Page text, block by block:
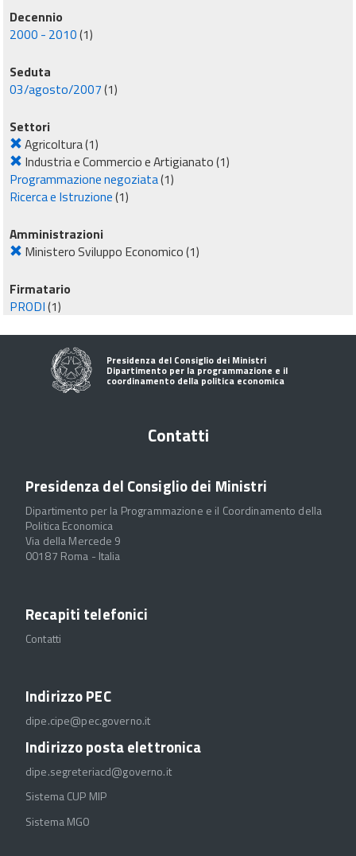
Decennio
2000 - 2010(1)
Seduta
03/agosto/2007(1)
Settori
Agricoltura(1)
Industria e Commercio e Artigianato(1)
Programmazione negoziata(1)
Ricerca e Istruzione(1)
Amministrazioni
Ministero Sviluppo Economico(1)
Firmatario
PRODI(1)
Presidenza del Consiglio dei Ministri
Dipartimento per la programmazione e il
coordinamento della politica economica
Contatti
Presidenza del Consiglio dei Ministri
Dipartimento per la Programmazione e il Coordinamento della
Politica Economica
Via della Mercede 9
00187 Roma - Italia
Recapiti telefonici
Contatti
Indirizzo PEC
dipe.cipe@pec.governo.it
Indirizzo posta elettronica
dipe.segreteriacd@governo.it
Sistema CUP MIP
Sistema MGO